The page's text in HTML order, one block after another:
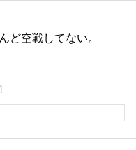
ど空戦してない。